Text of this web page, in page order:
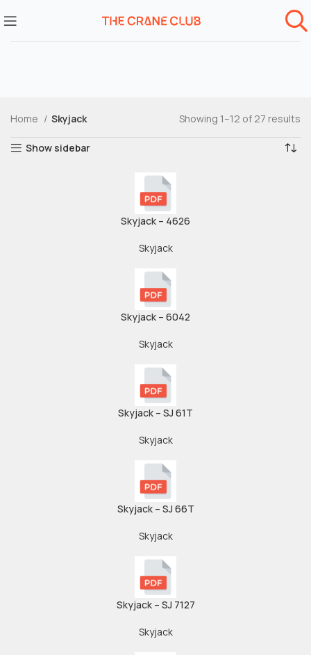
Home Skyjack Showing 1–12 of 27 results
Show sidebar
Skyjack – 4626
Skyjack
Skyjack – 6042
Skyjack
Skyjack – SJ 61T
Skyjack
Skyjack – SJ 66T
Skyjack
Skyjack – SJ 7127
Skyjack